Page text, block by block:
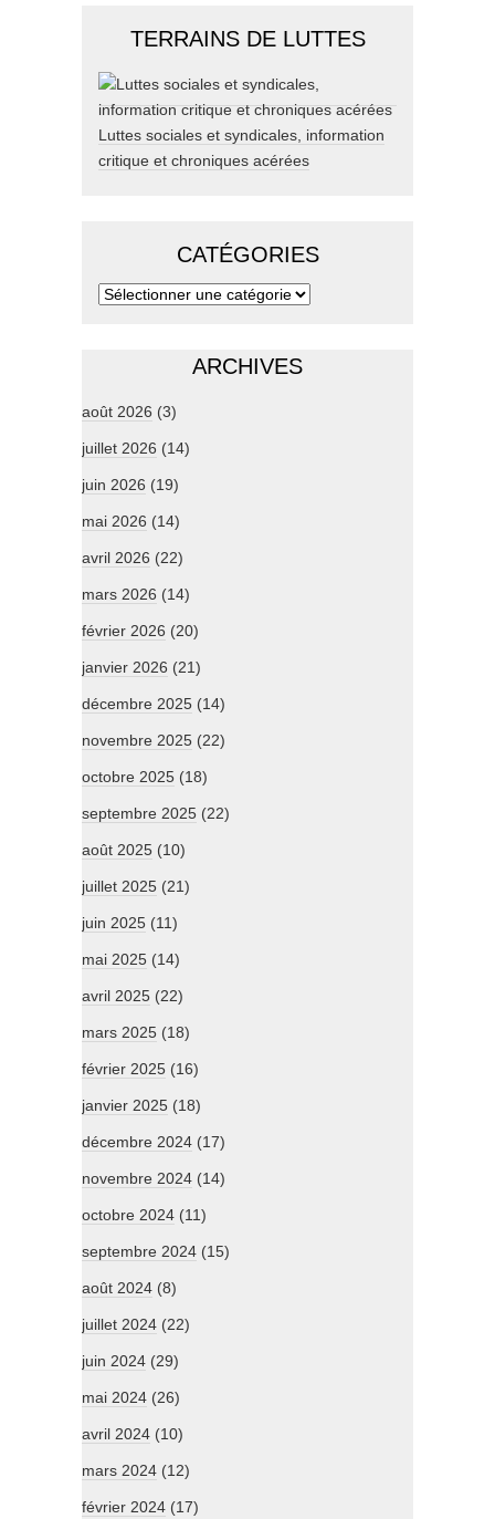
TERRAINS DE LUTTES
Luttes sociales et syndicales, information
critique et chroniques acérées
CATÉGORIES
ARCHIVES
août 2026 (3)
juillet 2026 (14)
juin 2026 (19)
mai 2026 (14)
avril 2026 (22)
mars 2026 (14)
février 2026 (20)
janvier 2026 (21)
décembre 2025 (14)
novembre 2025 (22)
octobre 2025 (18)
septembre 2025 (22)
août 2025 (10)
juillet 2025 (21)
juin 2025 (11)
mai 2025 (14)
avril 2025 (22)
mars 2025 (18)
février 2025 (16)
janvier 2025 (18)
décembre 2024 (17)
novembre 2024 (14)
octobre 2024 (11)
septembre 2024 (15)
août 2024 (8)
juillet 2024 (22)
juin 2024 (29)
mai 2024 (26)
avril 2024 (10)
mars 2024 (12)
février 2024 (17)